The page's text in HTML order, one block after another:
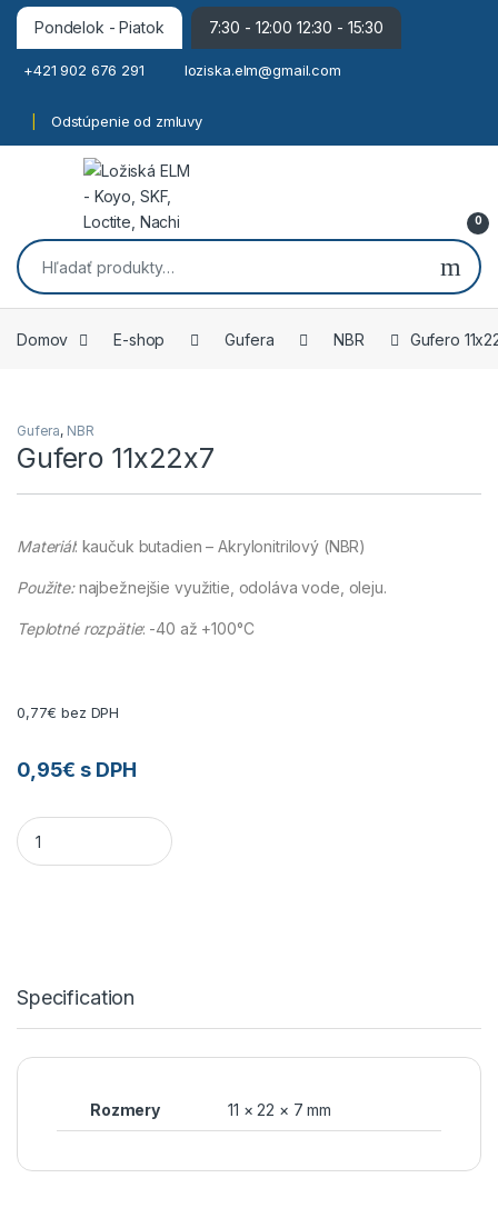
Pondelok - Piatok 7:30 - 12:00 12:30 - 15:30
+421 902 676 291 loziska.elm@gmail.com
Odstúpenie od zmluvy
0
Hľadať:
Domov E-shop Gufera NBR Gufero
Gufera, NBR
Gufero 11x22x7
Materiál: kaučuk butadien – Akrylonitrilový (NBR)
Použite:najbežnejšie využitie, odoláva vode, oleju.
Teplotné rozpätie: -40 až +100°C
0,77€ bez DPH
0,95€ s DPH
Gufero 11x22x7 quantity
Specification
Rozmery 11 × 22 × 7 mm